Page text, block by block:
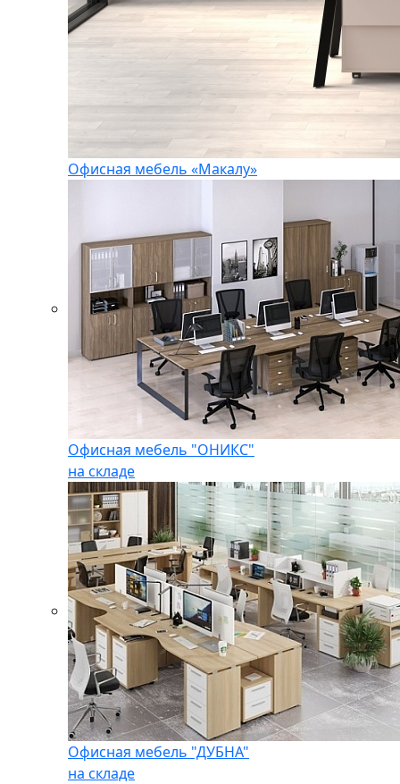
Офисная мебель «Макалу»
Офисная мебель "ОНИКС"
на складе
Офисная мебель "ДУБНА"
на складе